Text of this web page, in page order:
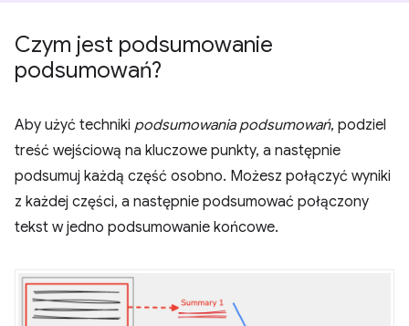
Czym jest podsumowanie
podsumowań?
Aby użyć techniki podsumowania podsumowań, podziel
treść wejściową na kluczowe punkty, a następnie
podsumuj każdą część osobno. Możesz połączyć wyniki
z każdej części, a następnie podsumować połączony
tekst w jedno podsumowanie końcowe.